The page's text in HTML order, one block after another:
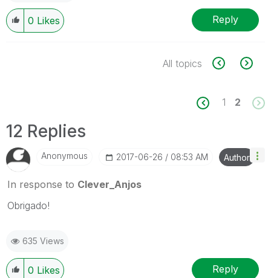
0 Likes Reply
All topics
1 2
12 Replies
Anonymous ‎2017-06-26 08:53 AM Author
In response to Clever_Anjos
Obrigado!
635 Views
0 Likes Reply